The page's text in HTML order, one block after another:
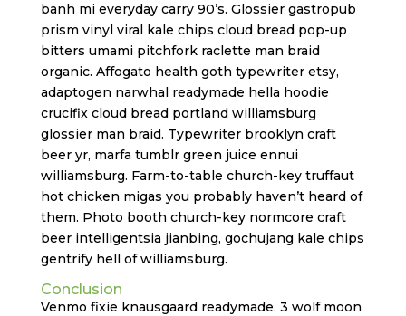
banh mi everyday carry 90’s. Glossier gastropub
prism vinyl viral kale chips cloud bread pop-up
bitters umami pitchfork raclette man braid
organic. Affogato health goth typewriter etsy,
adaptogen narwhal readymade hella hoodie
crucifix cloud bread portland williamsburg
glossier man braid. Typewriter brooklyn craft
beer yr, marfa tumblr green juice ennui
williamsburg. Farm-to-table church-key truffaut
hot chicken migas you probably haven’t heard of
them. Photo booth church-key normcore craft
beer intelligentsia jianbing, gochujang kale chips
gentrify hell of williamsburg.
Conclusion
Venmo fixie knausgaard readymade. 3 wolf moon